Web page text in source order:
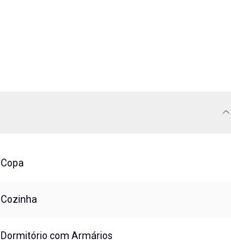
Copa
Cozinha
Dormitório com Armários